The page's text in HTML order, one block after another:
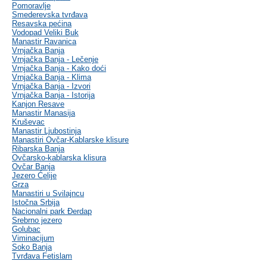
Pomoravlje
Smederevska tvrđava
Resavska pećina
Vodopad Veliki Buk
Manastir Ravanica
Vrnjačka Banja
Vrnjačka Banja - Lečenje
Vrnjačka Banja - Kako doći
Vrnjačka Banja - Klima
Vrnjačka Banja - Izvori
Vrnjačka Banja - Istorija
Kanjon Resave
Manastir Manasija
Kruševac
Manastir Ljubostinja
Manastiri Ovčar-Kablarske klisure
Ribarska Banja
Ovčarsko-kablarska klisura
Ovčar Banja
Jezero Ćelije
Grza
Manastiri u Svilajncu
Istočna Srbija
Nacionalni park Đerdap
Srebrno jezero
Golubac
Viminacijum
Soko Banja
Tvrđava Fetislam